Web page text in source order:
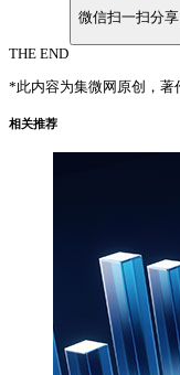
微信扫一扫分享
THE END
*此内容为集微网原创，著
相关推荐